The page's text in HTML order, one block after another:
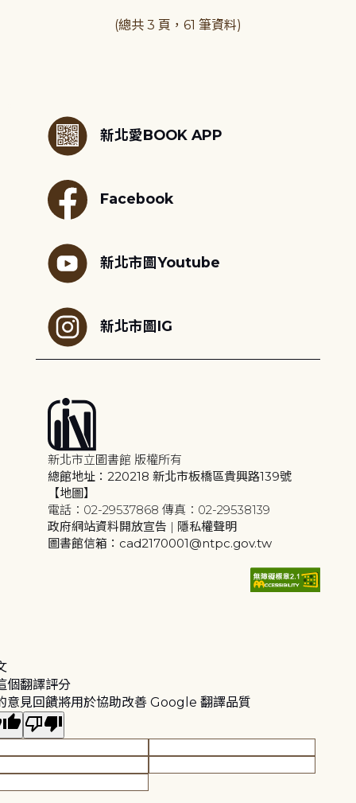
(總共 3 頁，61 筆資料)
新北愛BOOK APP
Facebook
新北市圖Youtube
新北市圖IG
新北市立圖書館 版權所有
總館地址：220218 新北市板橋區貴興路139號
【地圖】
電話：02-29537868 傳真：02-29538139
政府網站資料開放宣告 | 隱私權聲明
圖書館信箱：cad2170001@ntpc.gov.tw
個翻譯評分
意見回饋將用於協助改善 Google 翻譯品質